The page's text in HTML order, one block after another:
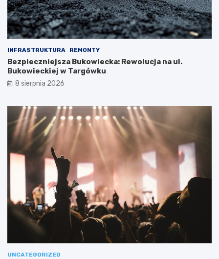
INFRASTRUKTURA REMONTY
Bezpieczniejsza Bukowiecka: Rewolucja na ul.
Bukowieckiej w Targówku
8 sierpnia 2026
UNCATEGORIZED